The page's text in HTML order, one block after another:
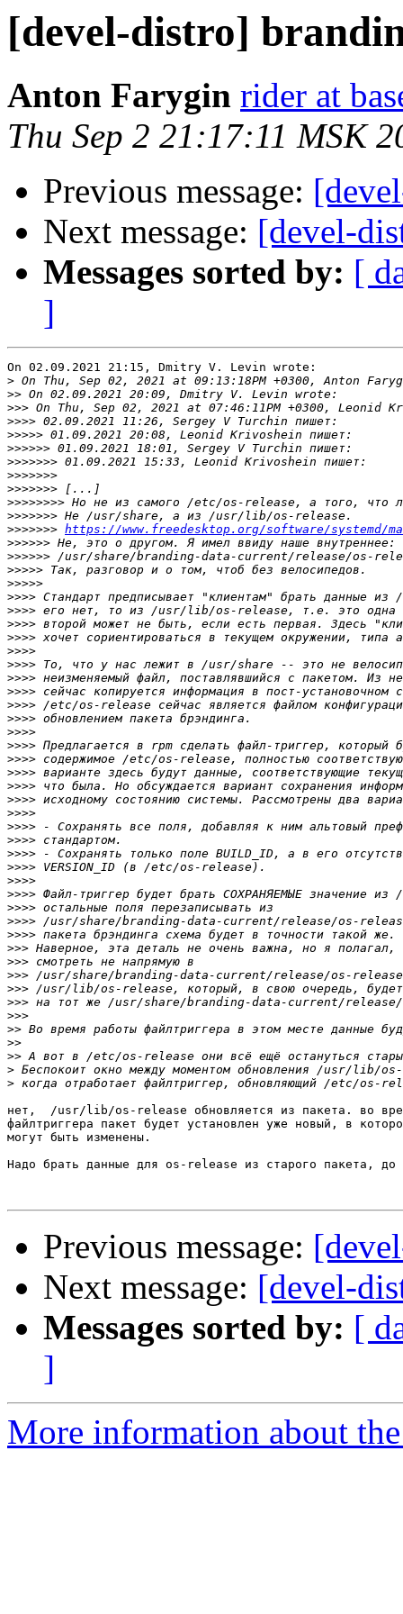
[devel-distro]
Anton Farygin rider at
Thu Sep 2 21:17:11 MSK
Previous message:
Next message: [devel-
Messages sorted by: [
]
On 02.09.2021 21:15, Dmitry V. Levin wrote:
>
>>
>>>
>>>>
>>>>>
>>>>>>
>>>>>>>
>>>>>>>
>>>>>>>
>>>>>>>>
>>>>>>>
>>>>>>> https://www.freedesktop.org/software/systemd/
>>>>>>
>>>>>>
>>>>>
>>>>>
>>>>
>>>>
>>>>
>>>>
>>>>
>>>>
>>>>
>>>>
>>>>
>>>>
>>>>
>>>>
>>>>
>>>>
>>>>
>>>>
>>>>
>>>>
>>>>
>>>>
>>>>
>>>>
>>>>
>>>>
>>>>
>>>>
>>>
>>>
>>>
>>>
>>>
>>>
>>
>>
>>
>
>
нет,  /usr/lib/os-release обновляется из пакета. во
файлтриггера пакет будет установлен уже новый, в
могут быть изменены.
Надо брать данные для os-release из старого пакета, до
Previous message:
Next message: [devel-
Messages sorted by: [
]
More information about